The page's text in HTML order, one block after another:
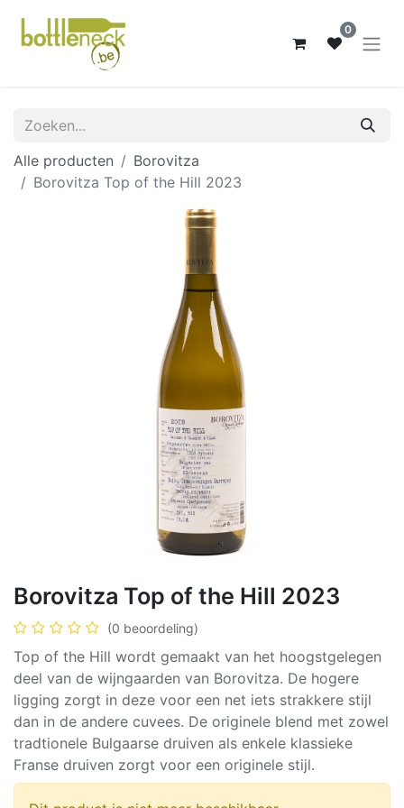
0
Alle producten
Borovitza
Borovitza Top of the Hill 2023
Borovitza Top of the Hill 2023
(0 beoordeling)
Top of the Hill wordt gemaakt van het hoogstgelegen
deel van de wijngaarden van Borovitza. De hogere
ligging zorgt in deze voor een net iets strakkere stijl
dan in de andere cuvees. De originele blend met zowel
tradtionele Bulgaarse druiven als enkele klassieke
Franse druiven zorgt voor een originele stijl.